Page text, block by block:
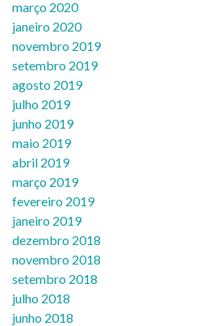
março 2020
janeiro 2020
novembro 2019
setembro 2019
agosto 2019
julho 2019
junho 2019
maio 2019
abril 2019
março 2019
fevereiro 2019
janeiro 2019
dezembro 2018
novembro 2018
setembro 2018
julho 2018
junho 2018